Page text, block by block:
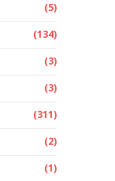
(5)
(134)
(3)
(3)
(311)
(2)
(1)